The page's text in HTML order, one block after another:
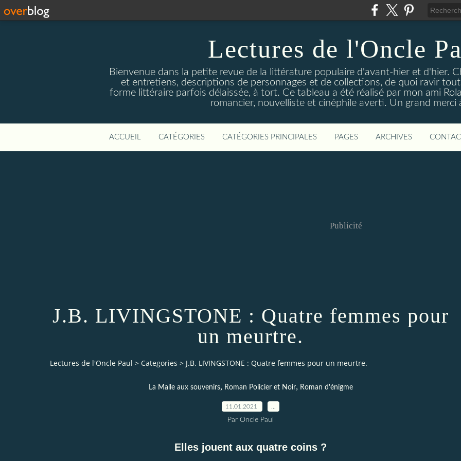
Lectures de l'Oncle
Bienvenue dans la petite revue de la littérature populaire d'avant-hier et d'hier.
et entretiens, descriptions de personnages et de collections, de quoi ravir
forme littéraire parfois délaissée, à tort. Ce tableau a été réalisé par mon ami
romancier, nouvelliste et cinéphile averti. Un grand merci
ACCUEIL CATÉGORIES CATÉGORIES PRINCIPALES PAGES ARCHIVES
Publicité
J.B. LIVINGSTONE : Quatre femmes pour
un meurtre.
Lectures de l'Oncle Paul > Categories > J.B. LIVINGSTONE : Quatre femmes pour un meurtre.
La Malle aux souvenirs, Roman Policier et Noir, Roman d'énigme
11.01.2021
Par Oncle Paul
Elles jouent aux quatre coins ?